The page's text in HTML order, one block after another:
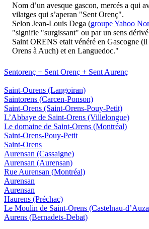
Nom d’un avesque gascon, mercés a qui
vilatges qui s’aperan "Sent Orenç".
Selon Jean-Louis Dega (groupe Yahoo
"signifie "surgissant" ou par un sens
Saint ORENS etait vénéré en Gascogne
Orens à Auch) et en Languedoc."
Sentorenç + Sent Orenç + Sent Aurenç
Saint-Ourens (Langoiran)
Saintorens (Carcen-Ponson)
Saint-Orens (Saint-Orens-Pouy-Petit)
L’Abbaye de Saint-Orens (Villelongue)
Le domaine de Saint-Orens (Montréal)
Saint-Orens-Pouy-Petit
Saint-Orens
Aurensan (Cassaigne)
Aurensan (Aurensan)
Rue Aurensan (Montréal)
Aurensan
Aurensan
Haurens (Préchac)
Le Moulin de Saint-Orens (Castelnau-
Aurens (Bernadets-Debat)